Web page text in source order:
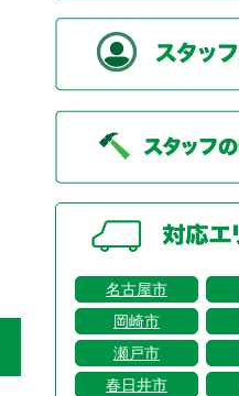
名古屋市
岡崎市
瀬戸市
春日井市